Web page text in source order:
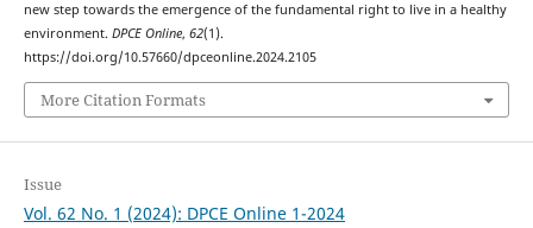
new step towards the emergence of the fundamental right to live in a healthy
environment. DPCE Online, 62(1).
https://doi.org/10.57660/dpceonline.2024.2105
More Citation Formats
Issue
Vol. 62 No. 1 (2024): DPCE Online 1-2024